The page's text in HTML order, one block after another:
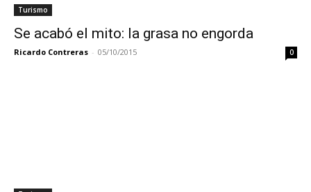
Turismo
Se acabó el mito: la grasa no engorda
Ricardo Contreras - 05/10/2015 0